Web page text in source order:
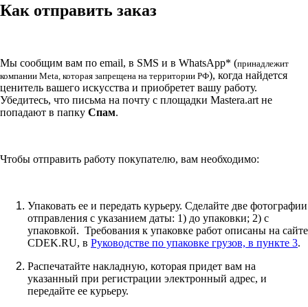
Как отправить заказ
Мы сообщим вам по email, в SMS и в WhatsApp* (принадлежит
компании Meta, которая запрещена на территории РФ), когда найдется
ценитель вашего искусства и приобретет вашу работу.
Убедитесь, что письма на почту с площадки Mastera.art не
попадают в папку Спам.
Чтобы отправить работу покупателю, вам необходимо:
Упаковать ее и передать курьеру. Сделайте две фотографии
отправления с указанием даты: 1) до упаковки; 2) с
упаковкой. Требования к упаковке работ описаны на сайте
CDEK.RU, в Руководстве по упаковке грузов, в пункте 3.
Распечатайте накладную, которая придет вам на
указанный при регистрации электронный адрес, и
передайте ее курьеру.